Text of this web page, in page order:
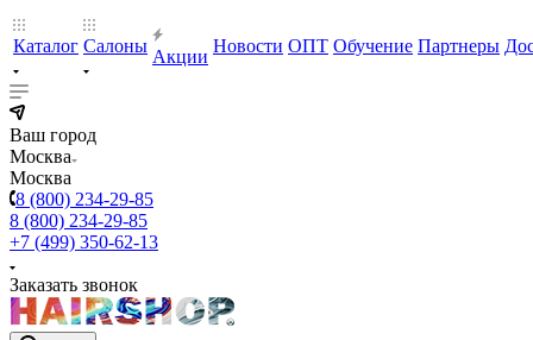
Каталог Салоны
Акции
Новости ОПТ Обучение Партнеры
Ваш город
Москва
Москва
8 (800) 234-29-85
8 (800) 234-29-85
+7 (499) 350-62-13
Заказать звонок